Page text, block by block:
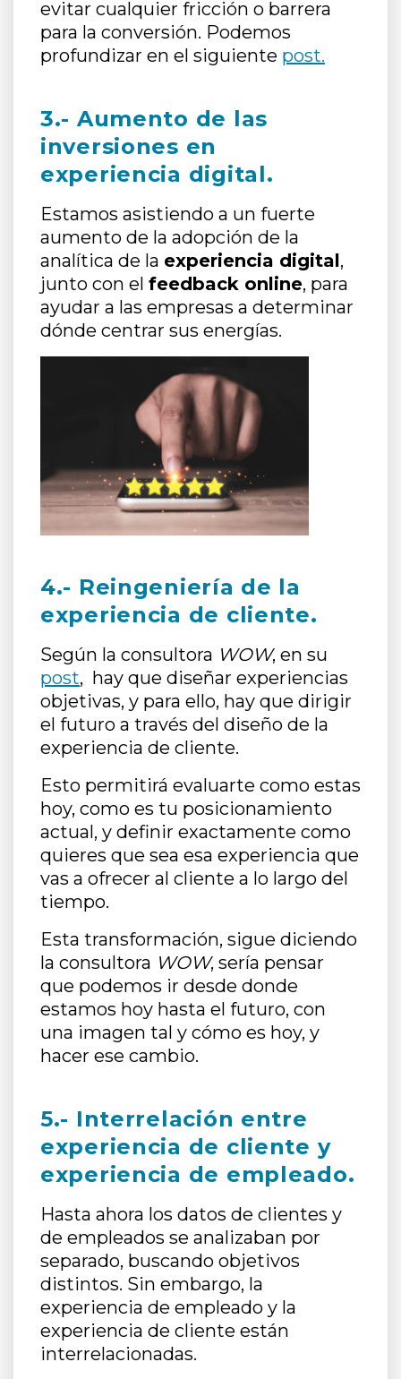
evitar cualquier fricción o barrera
para la conversión. Podemos
profundizar en el siguiente post.
3.- Aumento de las
inversiones en
experiencia digital.
Estamos asistiendo a un fuerte
aumento de la adopción de la
analítica de la experiencia digital,
junto con el feedback online, para
ayudar a las empresas a determinar
dónde centrar sus energías.
4.- Reingeniería de la
experiencia de cliente.
Según la consultora WOW, en su
post, hay que diseñar experiencias
objetivas, y para ello, hay que dirigir
el futuro a través del diseño de la
experiencia de cliente.
Esto permitirá evaluarte como estas
hoy, como es tu posicionamiento
actual, y definir exactamente como
quieres que sea esa experiencia que
vas a ofrecer al cliente a lo largo del
tiempo.
Esta transformación, sigue diciendo
la consultora WOW, sería pensar
que podemos ir desde donde
estamos hoy hasta el futuro, con
una imagen tal y cómo es hoy, y
hacer ese cambio.
5.- Interrelación entre
experiencia de cliente y
experiencia de empleado.
Hasta ahora los datos de clientes y
de empleados se analizaban por
separado, buscando objetivos
distintos. Sin embargo, la
experiencia de empleado y la
experiencia de cliente están
interrelacionadas.